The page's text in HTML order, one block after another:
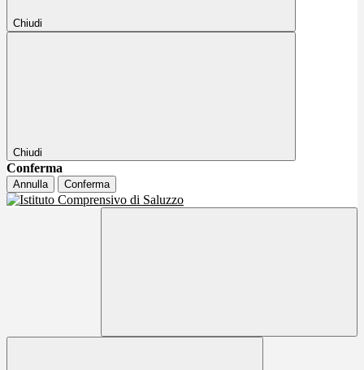
Chiudi
Chiudi
Conferma
Annulla Conferma